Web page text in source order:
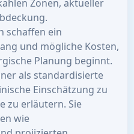
Zonen, aktueller
schaffen ein
und mögliche Kosten,
Planung beginnt.
als standardisierte
Einschätzung zu
zu erläutern. Sie
wie